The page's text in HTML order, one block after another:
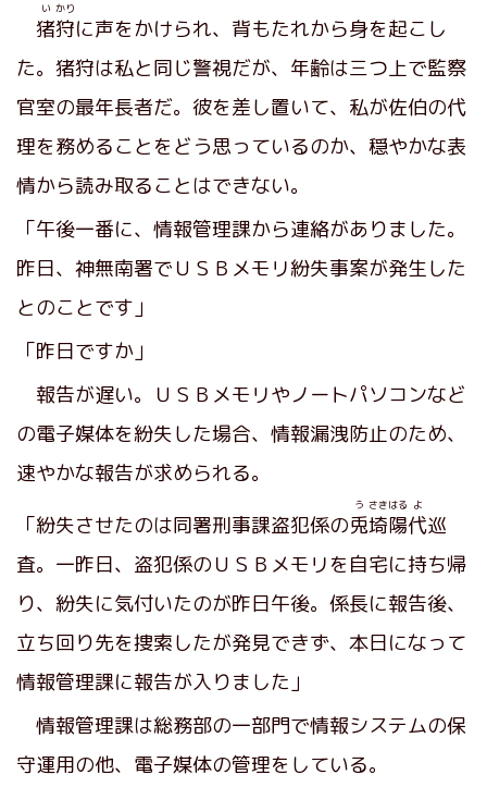
猪
い
狩
かり
に声をかけられ、背もたれから身を起こし
た。猪狩は私と同じ警視だが、年齢は三つ上で監察
官室の最年長者だ。彼を差し置いて、私が佐伯の代
理を務めることをどう思っているのか、穏やかな表
情から読み取ることはできない。
「午後一番に、情報管理課から連絡がありました。
昨日、神無南署でＵＳＢメモリ紛失事案が発生した
とのことです」
「昨日ですか」
報告が遅い。ＵＳＢメモリやノートパソコンなど
の電子媒体を紛失した場合、情報漏洩防止のため、
速やかな報告が求められる。
「紛失させたのは同署刑事課盗犯係の兎
う
埼陽
さきはる
代
よ
巡
査。一昨日、盗犯係のＵＳＢメモリを自宅に持ち帰
り、紛失に気付いたのが昨日午後。係長に報告後、
立ち回り先を捜索したが発見できず、本日になって
情報管理課に報告が入りました」
情報管理課は総務部の一部門で情報システムの保
守運用の他、電子媒体の管理をしている。